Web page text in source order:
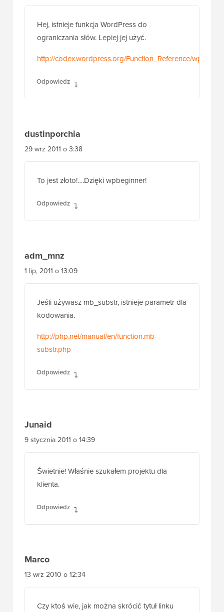
Hej, istnieje funkcja WordPress do
ograniczania słów. Lepiej jej użyć.
http://codex.wordpress.org/Function_Reference/
Odpowiedz
dustinporchia
29 wrz 2011 o 3:38
To jest złoto!….Dzięki wpbeginner!
Odpowiedz
adm_mnz
1 lip, 2011 o 13:09
Jeśli używasz mb_substr, istnieje parametr dla
kodowania.
http://php.net/manual/en/function.mb-
substr.php
Odpowiedz
Junaid
9 stycznia 2011 o 14:39
Świetnie! Właśnie szukałem projektu dla
klienta.
Odpowiedz
Marco
13 wrz 2010 o 12:34
Czy ktoś wie, jak można skrócić tytuł linku